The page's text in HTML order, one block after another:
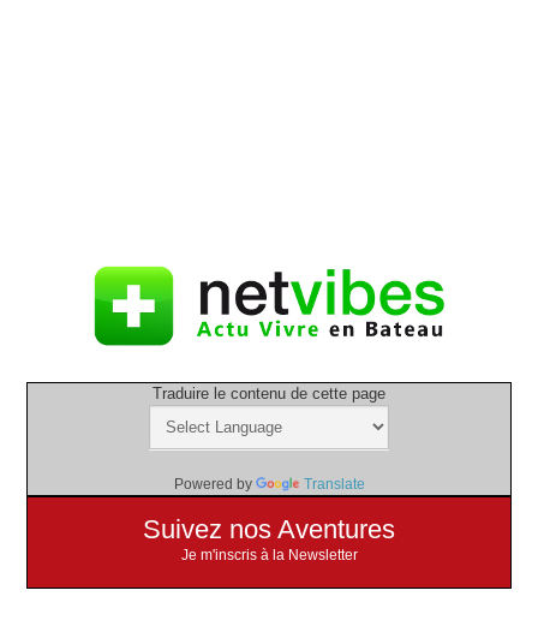
Traduire le contenu de cette page
Powered by Translate
Suivez nos Aventures
Je m'inscris à la Newsletter